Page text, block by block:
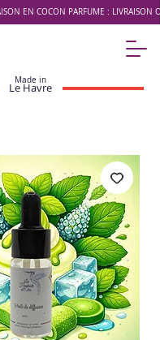
EN COCON PARFUMÉ : LIVRAISON
Made in
Le Havre